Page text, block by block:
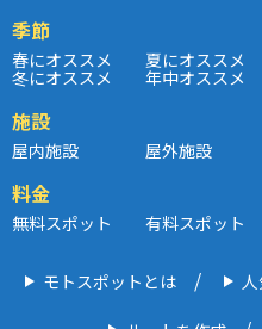
季節
春にオススメ 夏にオススメ
冬にオススメ 年中オススメ
施設
屋内施設 屋外施設
料金
無料スポット 有料スポット
モトスポットとは